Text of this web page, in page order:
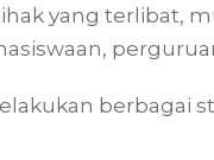
yang terlibat,
berbagai